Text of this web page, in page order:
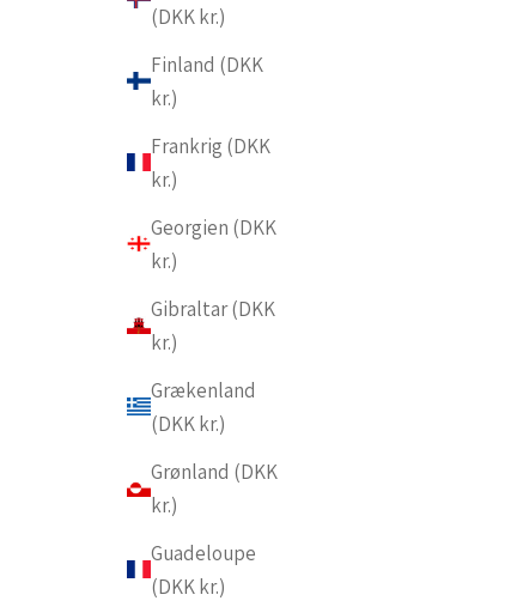
(DKK kr.)
Finland (DKK
kr.)
Frankrig (DKK
kr.)
Georgien (DKK
kr.)
Gibraltar (DKK
kr.)
Grækenland
(DKK kr.)
Grønland (DKK
kr.)
Guadeloupe
(DKK kr.)